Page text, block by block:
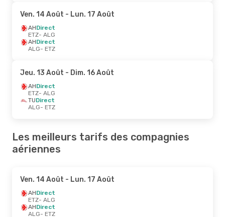
Ven. 14 Août - Lun. 17 Août
AHDirect
ETZ- ALG
AHDirect
ALG- ETZ
Jeu. 13 Août - Dim. 16 Août
AHDirect
ETZ- ALG
TUDirect
ALG- ETZ
Les meilleurs tarifs des compagnies
aériennes
Ven. 14 Août - Lun. 17 Août
AHDirect
ETZ- ALG
AHDirect
ALG- ETZ